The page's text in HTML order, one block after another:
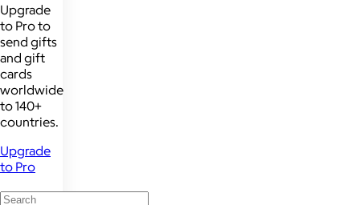
Upgrade
to Pro to
send gifts
and gift
cards
worldwide
to 140+
countries.
Upgrade
to Pro